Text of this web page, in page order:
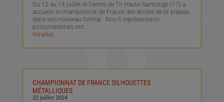
Du 12 au 14 juillet le Centre de Tir Haute Saintonge (17) a
accueilli le championnat de France des écoles de tir plateau
dans son nouveau format. Nos 6 représentants
pictocharentais ont...
lire plus
CHAMPIONNAT DE FRANCE SILHOUETTES
MÉTALLIQUES
22 juillet 2024